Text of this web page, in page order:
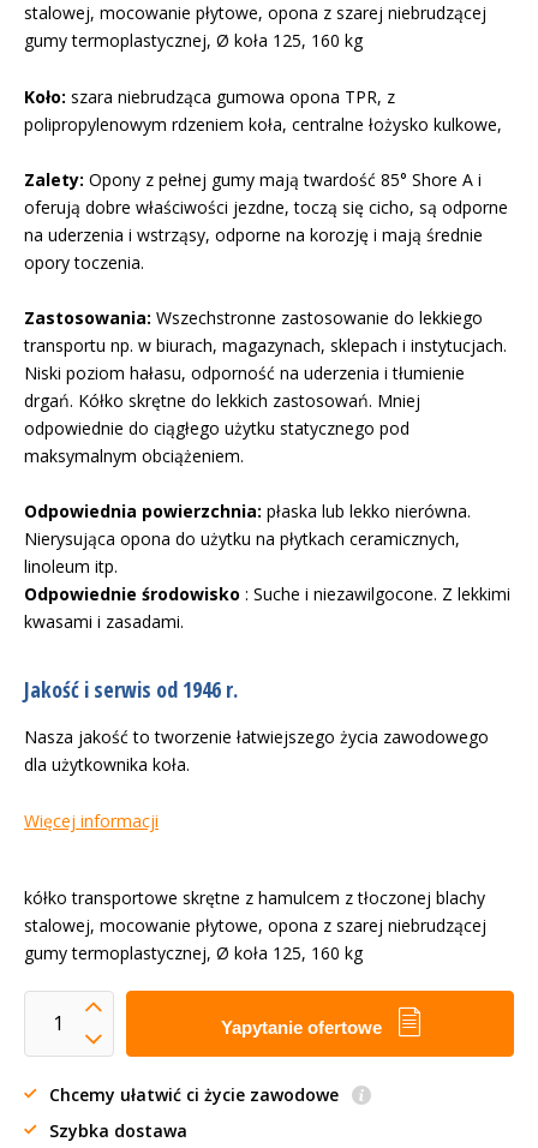
stalowej, mocowanie płytowe, opona z szarej niebrudzącej
gumy termoplastycznej, Ø koła 125, 160 kg
Koło: szara niebrudząca gumowa opona TPR, z
polipropylenowym rdzeniem koła, centralne łożysko kulkowe,
Zalety: Opony z pełnej gumy mają twardość 85° Shore A i
oferują dobre właściwości jezdne, toczą się cicho, są odporne
na uderzenia i wstrząsy, odporne na korozję i mają średnie
opory toczenia.
Zastosowania: Wszechstronne zastosowanie do lekkiego
transportu np. w biurach, magazynach, sklepach i instytucjach.
Niski poziom hałasu, odporność na uderzenia i tłumienie
drgań. Kółko skrętne do lekkich zastosowań. Mniej
odpowiednie do ciągłego użytku statycznego pod
maksymalnym obciążeniem.
Odpowiednia powierzchnia: płaska lub lekko nierówna.
Nierysująca opona do użytku na płytkach ceramicznych,
linoleum itp.
Odpowiednie środowisko : Suche i niezawilgocone. Z lekkimi
kwasami i zasadami.
Jakość i serwis od 1946 r.
Nasza jakość to tworzenie łatwiejszego życia zawodowego
dla użytkownika koła.
Więcej informacji
kółko transportowe skrętne z hamulcem z tłoczonej blachy
stalowej, mocowanie płytowe, opona z szarej niebrudzącej
gumy termoplastycznej, Ø koła 125, 160 kg
Yapytanie ofertowe
Chcemy ułatwić ci życie zawodowe
Szybka dostawa